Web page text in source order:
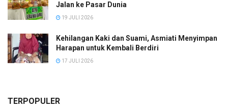
Jalan ke Pasar Dunia
19 JULI 2026
Kehilangan Kaki dan Suami, Asmiati Menyimpan
Harapan untuk Kembali Berdiri
17 JULI 2026
TERPOPULER